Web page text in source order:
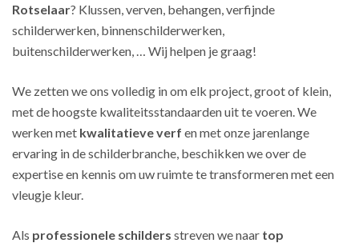
Rotselaar? Klussen, verven, behangen, verfijnde
schilderwerken, binnenschilderwerken,
buitenschilderwerken, … Wij helpen je graag!
We zetten we ons volledig in om elk project, groot of klein,
met de hoogste kwaliteitsstandaarden uit te voeren. We
werken met kwalitatieve verf en met onze jarenlange
ervaring in de schilderbranche, beschikken we over de
expertise en kennis om uw ruimte te transformeren met een
vleugje kleur.
Als professionele schilders streven we naar top